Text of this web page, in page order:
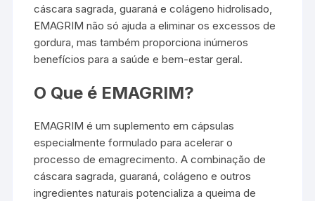
cáscara sagrada, guaraná e colágeno hidrolisado,
EMAGRIM não só ajuda a eliminar os excessos de
gordura, mas também proporciona inúmeros
benefícios para a saúde e bem-estar geral.
O Que é EMAGRIM?
EMAGRIM é um suplemento em cápsulas
especialmente formulado para acelerar o
processo de emagrecimento. A combinação de
cáscara sagrada, guaraná, colágeno e outros
ingredientes naturais potencializa a queima de